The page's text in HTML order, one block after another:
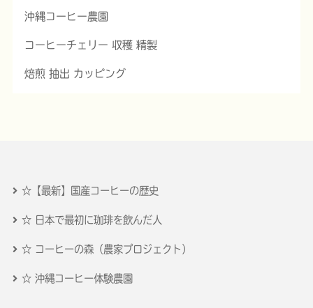
沖縄コーヒー農園
コーヒーチェリー 収穫 精製
焙煎 抽出 カッピング
☆【最新】国産コーヒーの歴史
☆ 日本で最初に珈琲を飲んだ人
☆ コーヒーの森（農家プロジェクト）
☆ 沖縄コーヒー体験農園